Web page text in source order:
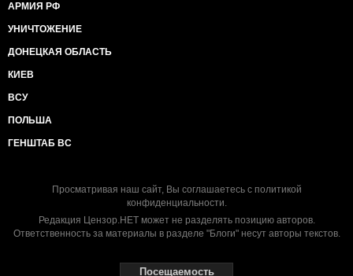
АРМИЯ РФ
УНИЧТОЖЕНИЕ
ДОНЕЦКАЯ ОБЛАСТЬ
КИЕВ
ВСУ
ПОЛЬША
ГЕНШТАБ ВС
Просматривая наш сайт, Вы соглашаетесь с политикой
конфиденциальности.
Редакция Цензор.НЕТ может не разделять позицию авторов.
Ответственность за материалы в разделе "Блоги" несут авторы текстов.
Посещаемость